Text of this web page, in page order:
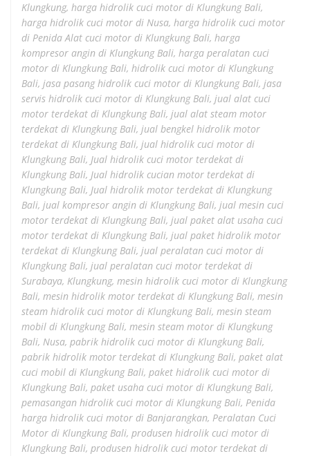
Klungkung, harga hidrolik cuci motor di Klungkung Bali,
harga hidrolik cuci motor di Nusa, harga hidrolik cuci motor
di Penida Alat cuci motor di Klungkung Bali, harga
kompresor angin di Klungkung Bali, harga peralatan cuci
motor di Klungkung Bali, hidrolik cuci motor di Klungkung
Bali, jasa pasang hidrolik cuci motor di Klungkung Bali, jasa
servis hidrolik cuci motor di Klungkung Bali, jual alat cuci
motor terdekat di Klungkung Bali, jual alat steam motor
terdekat di Klungkung Bali, jual bengkel hidrolik motor
terdekat di Klungkung Bali, jual hidrolik cuci motor di
Klungkung Bali, Jual hidrolik cuci motor terdekat di
Klungkung Bali, Jual hidrolik cucian motor terdekat di
Klungkung Bali, Jual hidrolik motor terdekat di Klungkung
Bali, jual kompresor angin di Klungkung Bali, jual mesin cuci
motor terdekat di Klungkung Bali, jual paket alat usaha cuci
motor terdekat di Klungkung Bali, jual paket hidrolik motor
terdekat di Klungkung Bali, jual peralatan cuci motor di
Klungkung Bali, jual peralatan cuci motor terdekat di
Surabaya, Klungkung, mesin hidrolik cuci motor di Klungkung
Bali, mesin hidrolik motor terdekat di Klungkung Bali, mesin
steam hidrolik cuci motor di Klungkung Bali, mesin steam
mobil di Klungkung Bali, mesin steam motor di Klungkung
Bali, Nusa, pabrik hidrolik cuci motor di Klungkung Bali,
pabrik hidrolik motor terdekat di Klungkung Bali, paket alat
cuci mobil di Klungkung Bali, paket hidrolik cuci motor di
Klungkung Bali, paket usaha cuci motor di Klungkung Bali,
pemasangan hidrolik cuci motor di Klungkung Bali, Penida
harga hidrolik cuci motor di Banjarangkan, Peralatan Cuci
Motor di Klungkung Bali, produsen hidrolik cuci motor di
Klungkung Bali, produsen hidrolik cuci motor terdekat di